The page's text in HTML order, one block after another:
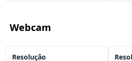
Webcam
Resolução